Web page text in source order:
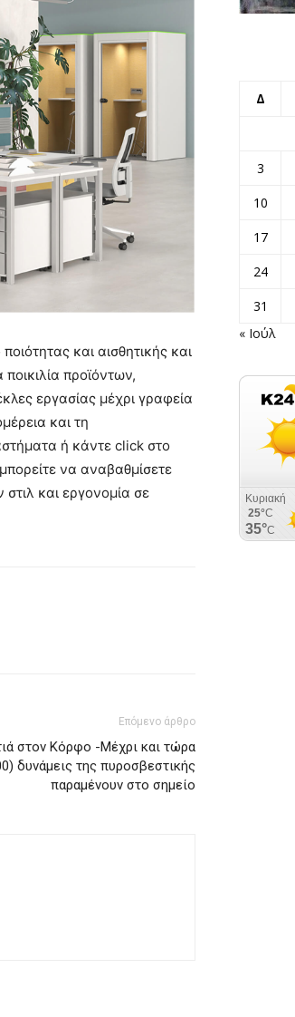
και αισθητικής και
προϊόντων,
εργασίας μέχρι γραφεία
και τη
ή κάντε click στο
να αναβαθμίσετε
και εργονομία σε
Επόμενο άρθρο
στον Κόρφο -Μέχρι και τώρα
δυνάμεις της πυροσβεστικής
παραμένουν στο σημείο
Δ
3
10
17
24
31
« Ιούλ